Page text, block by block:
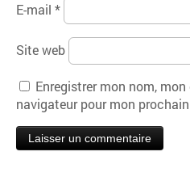
E-mail *
Site web
Enregistrer mon nom,
navigateur pour mon